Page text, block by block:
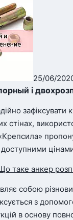
25/06/
і
зафіксувати
стінах,
таке анкер
собою
з
в основу